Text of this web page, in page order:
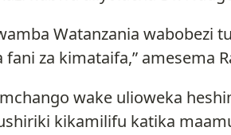
Watanzania wabobezi
za kimataifa,” amesema
wake ulioweka
kikamilifu katika